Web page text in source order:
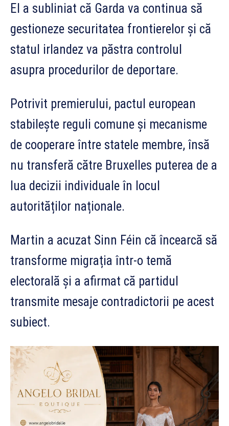
El a subliniat că Garda va continua să
gestioneze securitatea frontierelor și că
statul irlandez va păstra controlul
asupra procedurilor de deportare.
Potrivit premierului, pactul european
stabilește reguli comune și mecanisme
de cooperare între statele membre, însă
nu transferă către Bruxelles puterea de a
lua decizii individuale în locul
autorităților naționale.
Martin a acuzat Sinn Féin că încearcă să
transforme migrația într-o temă
electorală și a afirmat că partidul
transmite mesaje contradictorii pe acest
subiect.